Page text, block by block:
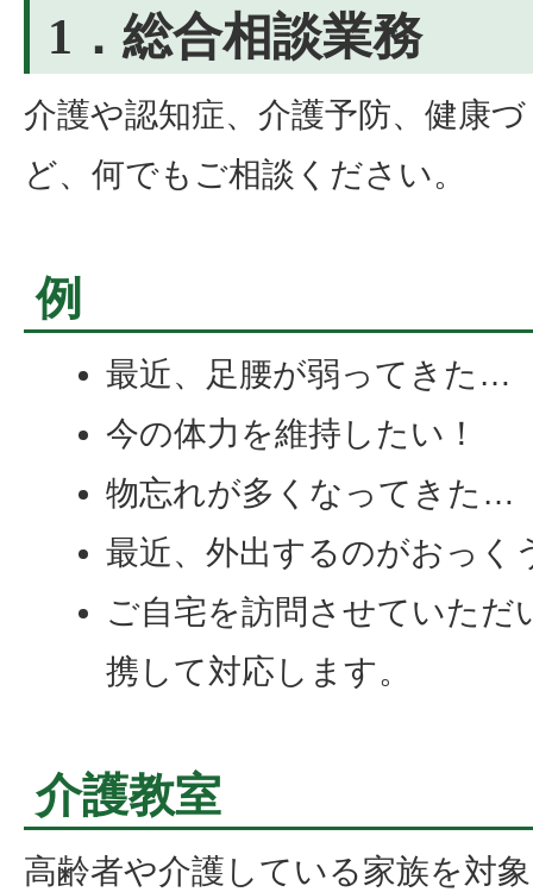
1．総合相談業務
介護や認知症、介護予防、健康
ど、何でもご相談ください。
例
最近、足腰が弱ってきた…
今の体力を維持したい！
物忘れが多くなってきた…
最近、外出するのがおっく
ご自宅を訪問させていただ
携して対応します。
介護教室
高齢者や介護している家族を対